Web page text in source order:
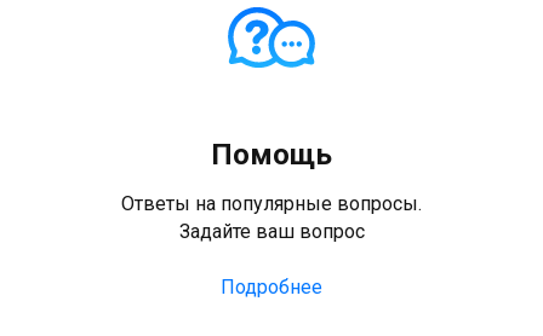
Помощь
Ответы на популярные вопросы.
Задайте ваш вопрос
Подробнее